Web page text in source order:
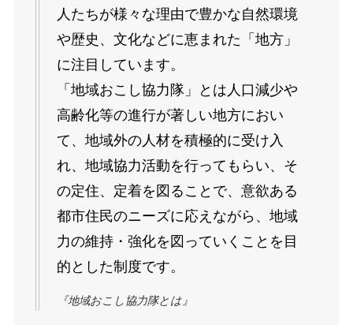
人たちが様々な理由で豊かな自然環境
や歴史、文化などに恵まれた「地方」
に注目しています。
「地域おこし協力隊」とは人口減少や
高齢化等の進行が著しい地方におい
て、地域外の人材を積極的に受け入
れ、地域協力活動を行ってもらい、そ
の定住、定着を図ることで、意欲ある
都市住民のニーズに応えながら、地域
力の維持・強化を図っていくことを目
的とした制度です。
『地域おこし協力隊とは』